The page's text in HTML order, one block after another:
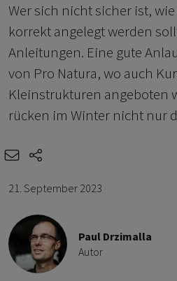
Wer sich nicht sicher ist,
korrekt angelegt werden
Anleitungen. Eine gute
von Pro Natura, wo auch
Kleinstrukturen angeboten
rücken im Winter nicht nur
e-mail
21. September 2023
Paul Drzimalla
Autor